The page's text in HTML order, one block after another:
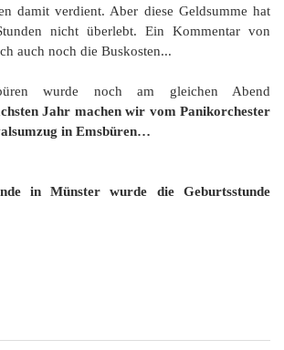
damit verdient. Aber diese Geldsumme hat
nicht überlebt. Ein Kommentar von
auch noch die Buskosten...
wurde noch am gleichen Abend
Jahr machen wir vom Panikorchester
in Emsbüren…
in Münster wurde die Geburtsstunde